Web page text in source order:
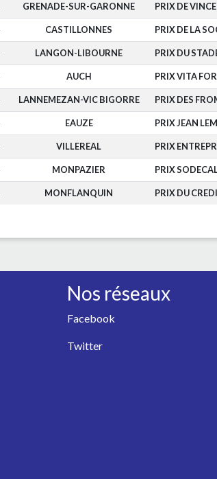
GRENADE-SUR-GARONNE PRIX DE
CASTILLONNES PRIX DE LA
LANGON-LIBOURNE PRIX DU
AUCH PRIX VITA
LANNEMEZAN-VIC BIGORRE PRIX DES
EAUZE PRIX JEAN
VILLEREAL PRIX
MONPAZIER PRIX
MONFLANQUIN PRIX DU
Nos réseaux
Facebook
Twitter